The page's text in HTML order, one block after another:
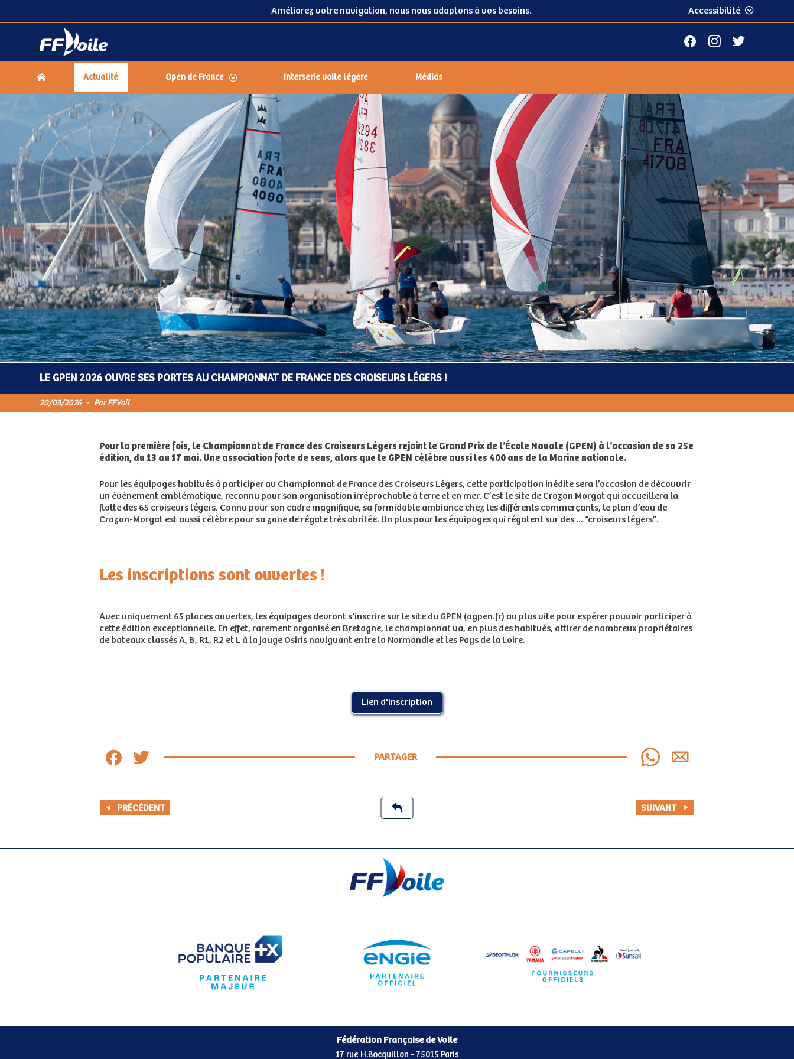
Améliorez votre navigation, nous nous adaptons à vos besoins. Accessibilité
Actualité Open de France Interserie voile légère Médias
LE GPEN 2026 OUVRE SES PORTES AU CHAMPIONNAT DE FRANCE DES CROISEURS LÉGERS !
20/03/2026 - Par FFVoil
Pour la première fois, le Championnat de France des Croiseurs Légers rejoint le Grand Prix de l’École Navale (GPEN) à l’occasion de sa 25e
édition, du 13 au 17 mai. Une association forte de sens, alors que le GPEN célèbre aussi les 400 ans de la Marine nationale.
Pour les équipages habitués à participer au Championnat de France des Croiseurs Légers, cette participation inédite sera l’occasion de découvrir
un événement emblématique, reconnu pour son organisation irréprochable à terre et en mer. C’est le site de Crozon Morgat qui accueillera la
flotte des 65 croiseurs légers. Connu pour son cadre magnifique, sa formidable ambiance chez les différents commerçants, le plan d’eau de
Crozon-Morgat est aussi célèbre pour sa zone de régate très abritée. Un plus pour les équipages qui régatent sur des ... “croiseurs légers”.
Les inscriptions sont ouvertes !
Avec uniquement 65 places ouvertes, les équipages devront s'inscrire sur le site du GPEN (agpen.fr) au plus vite pour espérer pouvoir participer à
cette édition exceptionnelle. En effet, rarement organisé en Bretagne, le championnat va, en plus des habitués, attirer de nombreux propriétaires
de bateaux classés A, B, R1, R2 et L à la jauge Osiris naviguant entre la Normandie et les Pays de la Loire.
Lien d'inscription
PARTAGER
PRÉCÉDENT SUIVANT
Fédération Française de Voile
17 rue H.Bocquillon - 75015 Paris